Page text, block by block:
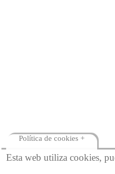
Esta web utiliza cookies,
Política de cookies +